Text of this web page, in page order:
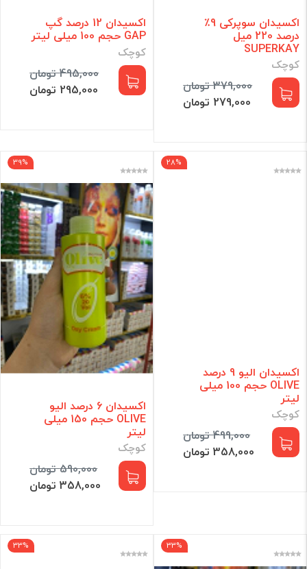
اکسیدان سوپرکی 9٪
درصد 220 میل
SUPERKAY
کوچک
379,000 تومان
279,000 تومان
اکسیدان 12 درصد گپ
GAP حجم 100 میلی لیتر
کوچک
495,000 تومان
295,000 تومان
28%
اکسیدان الیو 9 درصد
OLIVE حجم 100 میلی
لیتر
کوچک
499,000 تومان
358,000 تومان
39%
اکسیدان 6 درصد الیو
OLIVE حجم 150 میلی
لیتر
کوچک
590,000 تومان
358,000 تومان
33%
33%